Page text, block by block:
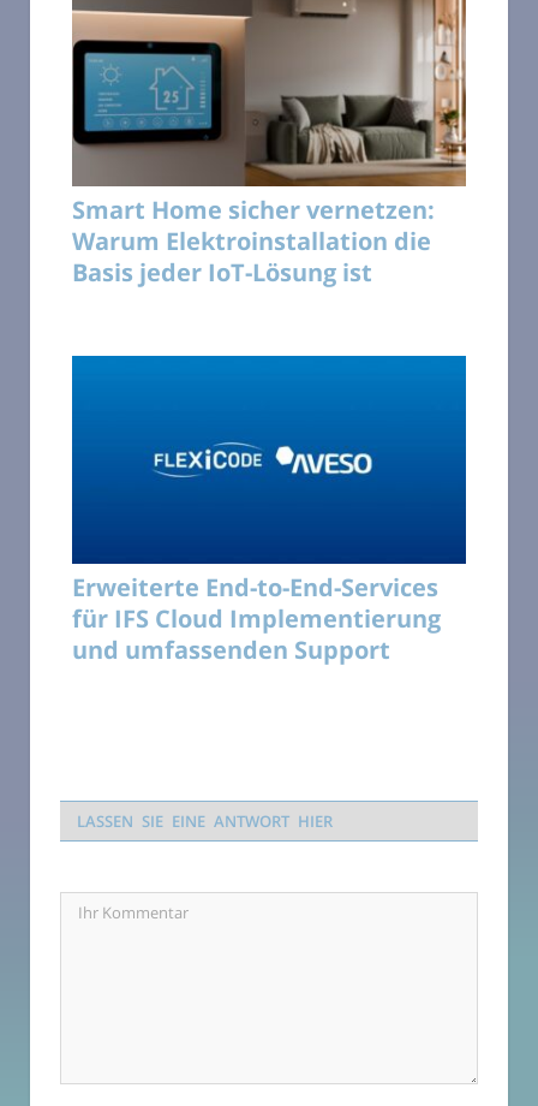
Smart Home sicher vernetzen:
Warum Elektroinstallation die
Basis jeder IoT-Lösung ist
Erweiterte End-to-End-Services
für IFS Cloud Implementierung
und umfassenden Support
LASSEN SIE EINE ANTWORT HIER